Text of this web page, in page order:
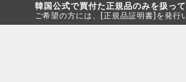
韓国公式で買付た正規品のみを扱って
ご希望の方には、[正規品証明書]を発行